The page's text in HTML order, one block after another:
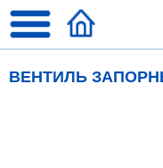
ВЕНТИЛЬ